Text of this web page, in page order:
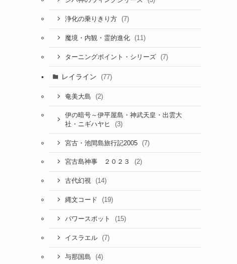
浄化の乗りきり方 (7)
魔境・内観・霊的進化 (11)
ターニングポイント・シリーズ (7)
レイライン (77)
奄美大島 (2)
伊の暗号～伊平屋島・神武天皇・出雲大
社・ニギハヤヒ
(3)
宮古・池間島旅行記2005 (7)
宮古島神事 ２０２３ (2)
古代幻視 (14)
縄文コード (19)
パワースポット (15)
イスラエル (7)
与那国島 (4)